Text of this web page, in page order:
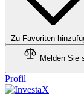
Zu Favoriten
Melden Sie
Profil